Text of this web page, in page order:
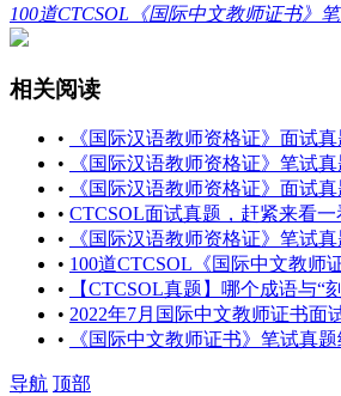
100道CTCSOL《国际中文教师证书》
相关阅读
•
《国际汉语教师资格证》面试真
•
《国际汉语教师资格证》笔试真
•
《国际汉语教师资格证》面试
• CTCSOL面试真题，赶紧来看一
•
《国际汉语教师资格证》笔试真
• 100道CTCSOL《国际中文教师
•
【CTCSOL真题】哪个成语与“
• 2022年7月国际中文教师证书面
•
《国际中文教师证书》笔试真题
导航 顶部